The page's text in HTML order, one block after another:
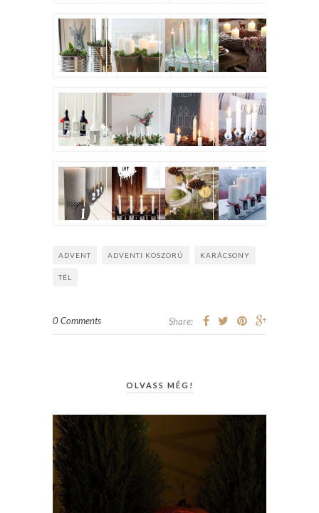
ADVENT ADVENTI KOSZORÚ KARÁCSONY
TÉL
0 Comments Share:
OLVASS MÉG!